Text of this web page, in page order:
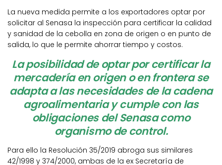
La nueva medida permite a los exportadores optar por
solicitar al Senasa la inspección para certificar la calidad
y sanidad de la cebolla en zona de origen o en punto de
salida, lo que le permite ahorrar tiempo y costos.
La posibilidad de optar por certificar la
mercadería en origen o en frontera se
adapta a las necesidades de la cadena
agroalimentaria y cumple con las
obligaciones del Senasa como
organismo de control.
Para ello la Resolución 35/2019 abroga sus similares
42/1998 y 374/2000, ambas de la ex Secretaría de